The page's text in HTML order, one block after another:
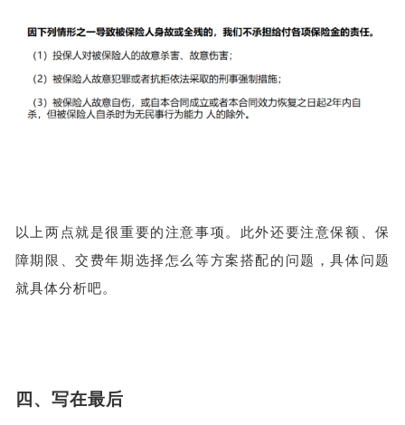
以上两点就是很重要的注意事项。此外还要注意保额、保
障期限、交费年期选择怎么等方案搭配的问题，具体问题
就具体分析吧。
四、 写在最后